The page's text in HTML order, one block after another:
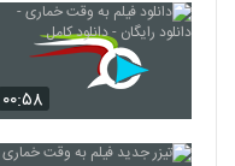
۰۰:۵۸